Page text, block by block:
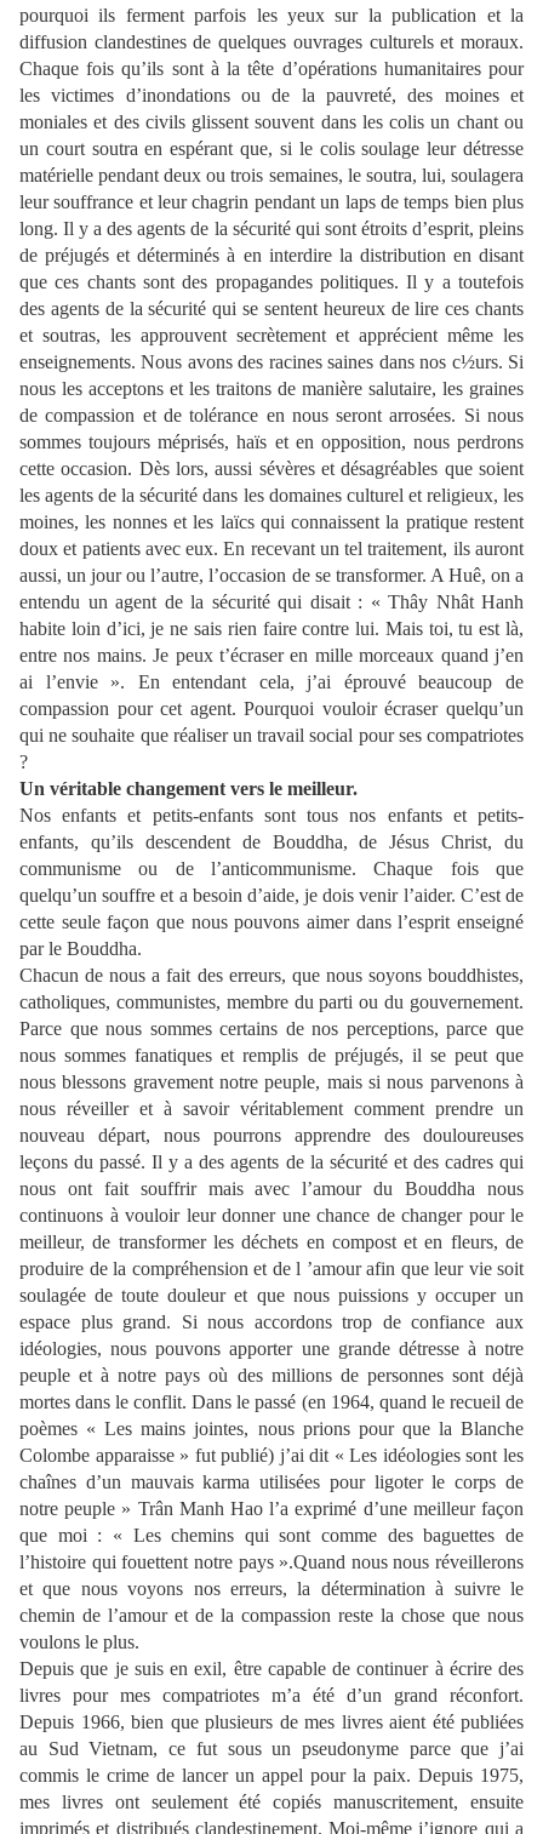
pourquoi ils ferment parfois les yeux sur la publication et la
diffusion clandestines de quelques ouvrages culturels et moraux.
Chaque fois qu’ils sont à la tête d’opérations humanitaires pour
les victimes d’inondations ou de la pauvreté, des moines et
moniales et des civils glissent souvent dans les colis un chant ou
un court soutra en espérant que, si le colis soulage leur détresse
matérielle pendant deux ou trois semaines, le soutra, lui, soulagera
leur souffrance et leur chagrin pendant un laps de temps bien plus
long. Il y a des agents de la sécurité qui sont étroits d’esprit, pleins
de préjugés et déterminés à en interdire la distribution en disant
que ces chants sont des propagandes politiques. Il y a toutefois
des agents de la sécurité qui se sentent heureux de lire ces chants
et soutras, les approuvent secrètement et apprécient même les
enseignements. Nous avons des racines saines dans nos c½urs. Si
nous les acceptons et les traitons de manière salutaire, les graines
de compassion et de tolérance en nous seront arrosées. Si nous
sommes toujours méprisés, haïs et en opposition, nous perdrons
cette occasion. Dès lors, aussi sévères et désagréables que soient
les agents de la sécurité dans les domaines culturel et religieux, les
moines, les nonnes et les laïcs qui connaissent la pratique restent
doux et patients avec eux. En recevant un tel traitement, ils auront
aussi, un jour ou l’autre, l’occasion de se transformer. A Huê, on a
entendu un agent de la sécurité qui disait : « Thây Nhât Hanh
habite loin d’ici, je ne sais rien faire contre lui. Mais toi, tu est là,
entre nos mains. Je peux t’écraser en mille morceaux quand j’en
ai l’envie ». En entendant cela, j’ai éprouvé beaucoup de
compassion pour cet agent. Pourquoi vouloir écraser quelqu’un
qui ne souhaite que réaliser un travail social pour ses compatriotes
?
Un véritable changement vers le meilleur.
Nos enfants et petits-enfants sont tous nos enfants et petits-
enfants, qu’ils descendent de Bouddha, de Jésus Christ, du
communisme ou de l’anticommunisme. Chaque fois que
quelqu’un souffre et a besoin d’aide, je dois venir l’aider. C’est de
cette seule façon que nous pouvons aimer dans l’esprit enseigné
par le Bouddha.
Chacun de nous a fait des erreurs, que nous soyons bouddhistes,
catholiques, communistes, membre du parti ou du gouvernement.
Parce que nous sommes certains de nos perceptions, parce que
nous sommes fanatiques et remplis de préjugés, il se peut que
nous blessons gravement notre peuple, mais si nous parvenons à
nous réveiller et à savoir véritablement comment prendre un
nouveau départ, nous pourrons apprendre des douloureuses
leçons du passé. Il y a des agents de la sécurité et des cadres qui
nous ont fait souffrir mais avec l’amour du Bouddha nous
continuons à vouloir leur donner une chance de changer pour le
meilleur, de transformer les déchets en compost et en fleurs, de
produire de la compréhension et de l ’amour afin que leur vie soit
soulagée de toute douleur et que nous puissions y occuper un
espace plus grand. Si nous accordons trop de confiance aux
idéologies, nous pouvons apporter une grande détresse à notre
peuple et à notre pays où des millions de personnes sont déjà
mortes dans le conflit. Dans le passé (en 1964, quand le recueil de
poèmes « Les mains jointes, nous prions pour que la Blanche
Colombe apparaisse » fut publié) j’ai dit « Les idéologies sont les
chaînes d’un mauvais karma utilisées pour ligoter le corps de
notre peuple » Trân Manh Hao l’a exprimé d’une meilleur façon
que moi : « Les chemins qui sont comme des baguettes de
l’histoire qui fouettent notre pays ».Quand nous nous réveillerons
et que nous voyons nos erreurs, la détermination à suivre le
chemin de l’amour et de la compassion reste la chose que nous
voulons le plus.
Depuis que je suis en exil, être capable de continuer à écrire des
livres pour mes compatriotes m’a été d’un grand réconfort.
Depuis 1966, bien que plusieurs de mes livres aient été publiées
au Sud Vietnam, ce fut sous un pseudonyme parce que j’ai
commis le crime de lancer un appel pour la paix. Depuis 1975,
mes livres ont seulement été copiés manuscritement, ensuite
imprimés et distribués clandestinement. Moi-même j’ignore qui a